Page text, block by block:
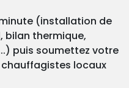
(installation de
bilan thermique,
puis soumettez votre
locaux